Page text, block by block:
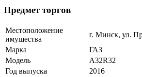
Предмет торгов
Местоположение
имущества
г. Минск, ул.
Марка
ГАЗ
Модель
A32R32
Год выпуска
2016